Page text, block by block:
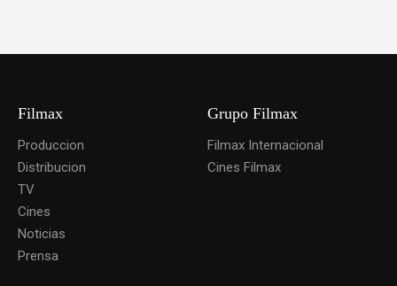
Filmax
Produccion
Distribucion
TV
Cines
Noticias
Prensa
Grupo Filmax
Filmax Internacional
Cines Filmax